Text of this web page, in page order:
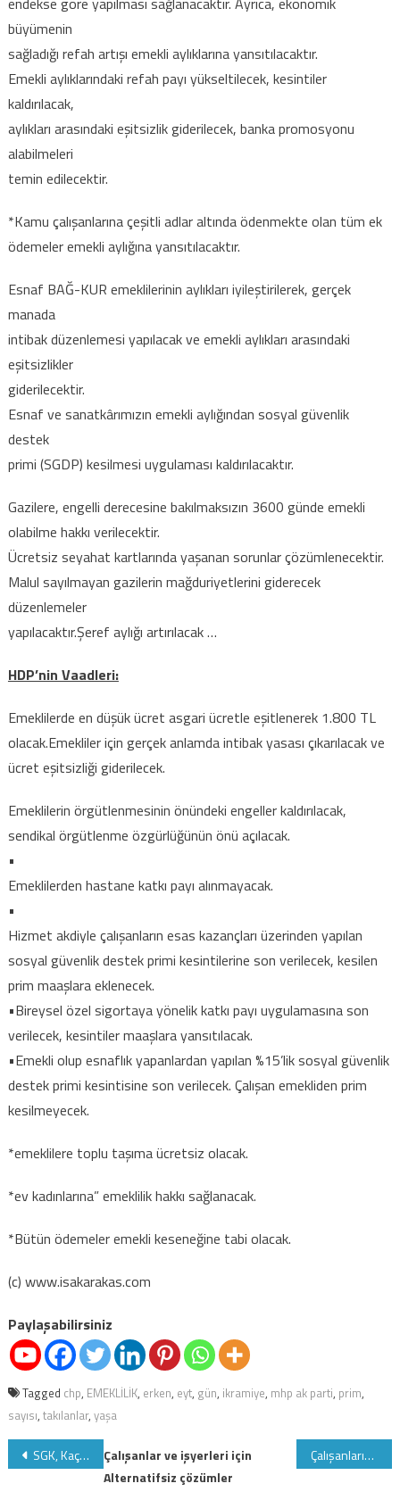
büyümenin
sağladığı refah artışı emekli aylıklarına yansıtılacaktır.
Emekli aylıklarındaki refah payı yükseltilecek, kesintiler
kaldırılacak,
aylıkları arasındaki eşitsizlik giderilecek, banka promosyonu
alabilmeleri
temin edilecektir.
*Kamu çalışanlarına çeşitli adlar altında ödenmekte olan tüm ek
ödemeler emekli aylığına yansıtılacaktır.
Esnaf BAĞ-KUR emeklilerinin aylıkları iyileştirilerek, gerçek
manada
intibak düzenlemesi yapılacak ve emekli aylıkları arasındaki
eşitsizlikler
giderilecektir.
Esnaf ve sanatkârımızın emekli aylığından sosyal güvenlik
destek
primi (SGDP) kesilmesi uygulaması kaldırılacaktır.
Gazilere, engelli derecesine bakılmaksızın 3600 günde emekli
olabilme hakkı verilecektir.
Ücretsiz seyahat kartlarında yaşanan sorunlar çözümlenecektir.
Malul sayılmayan gazilerin mağduriyetlerini giderecek
düzenlemeler
yapılacaktır.Şeref aylığı artırılacak …
HDP’nin Vaadleri:
Emeklilerde en düşük ücret asgari ücretle eşitlenerek 1.800 TL
olacak.Emekliler için gerçek anlamda intibak yasası çıkarılacak ve
ücret eşitsizliği giderilecek.
Emeklilerin örgütlenmesinin önündeki engeller kaldırılacak,
sendikal örgütlenme özgürlüğünün önü açılacak.
•
Emeklilerden hastane katkı payı alınmayacak.
•
Hizmet akdiyle çalışanların esas kazançları üzerinden yapılan
sosyal güvenlik destek primi kesintilerine son verilecek, kesilen
prim maaşlara eklenecek.
•Bireysel özel sigortaya yönelik katkı payı uygulamasına son
verilecek, kesintiler maaşlara yansıtılacak.
•Emekli olup esnaflık yapanlardan yapılan %15’lik sosyal güvenlik
destek primi kesintisine son verilecek. Çalışan emekliden prim
kesilmeyecek.
*emeklilere toplu taşıma ücretsiz olacak.
*ev kadınlarına” emeklilik hakkı sağlanacak.
*Bütün ödemeler emekli keseneğine tabi olacak.
(c) www.isakarakas.com
Paylaşabilirsiniz
Tagged chp, EMEKLİLİK, erken, eyt, gün, ikramiye, mhp ak parti, prim,
sayısı, takılanlar, yaşa
Yazı
gezinmesi
SGK, Kaçak sigortalılığı operasyon masasına yatıracak Çalışanların sorularını ücretsiz cevaplamaya devam ediyoruz
Çalışanlar ve işyerleri için
Alternatifsiz çözümler